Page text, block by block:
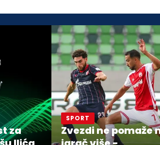
za
SPORT
Zvezdi ne pomaže